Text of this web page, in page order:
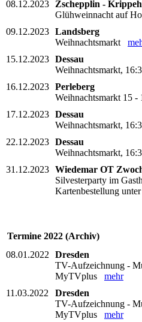
08.12.2023
Zschepplin -
Glühweinnacht auf
09.12.2023 Landsberg
Weihnachtsmarkt
15.12.2023 Dessau
Weihnachtsmarkt,
16.12.2023 Perleberg
Weihnachtsmarkt 15
17.12.2023 Dessau
Weihnachtsmarkt,
22.12.2023 Dessau
Weihnachtsmarkt,
31.12.2023 Wiedemar OT
Silvesterparty im
Kartenbestellung
Termine 2022 (Archiv)
08.01.2022
Dresden
TV-Aufzeichnung -
MyTVplus mehr
11.03.2022
Dresden
TV-Aufzeichnung -
MyTVplus mehr